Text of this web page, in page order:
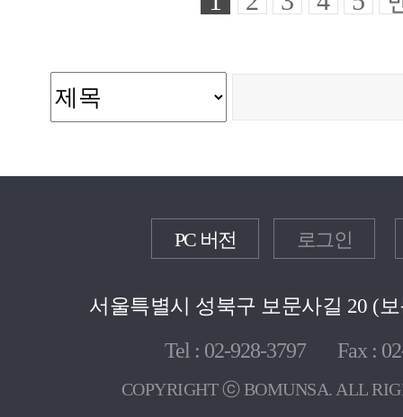
PC 버전 로그인
서울특별시 성북구 보문사길 20 (
Tel : 02-928-3797 Fax :
COPYRIGHT ⓒ BOMUNSA. ALL